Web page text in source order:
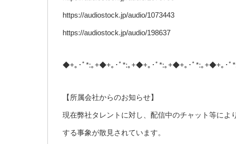
https://audiostock.jp/audio/1073443
https://audiostock.jp/audio/198637
◆+｡･ﾟ*:｡+◆+｡･ﾟ*:｡+◆+｡･ﾟ*:｡+◆+｡･ﾟ*:｡+◆+｡･ﾟ
【所属会社からのお知らせ】
現在弊社タレントに対し、配信中のチャット等によ
する事象が散見されています。